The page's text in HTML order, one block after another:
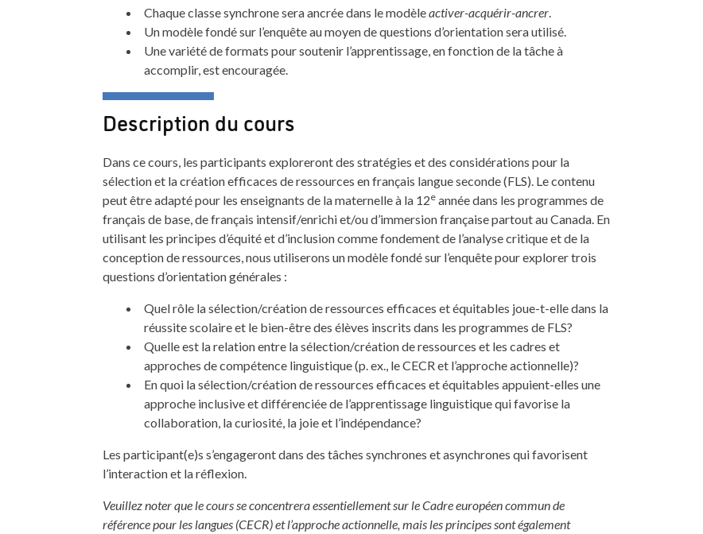
Chaque classe synchrone sera ancrée dans le modèleactiver-acquérir-ancrer.
Un modèle fondé sur l’enquête au moyen de questions d’orientation sera utilisé.
Une variété de formats pour soutenir l’apprentissage, en fonction de la tâche à
accomplir, est encouragée.
Description du cours
Dans ce cours, les participants exploreront des stratégies et des considérations pour la
sélection et la création efficaces de ressources en français langue seconde (FLS). Le contenu
peut être adapté pour les enseignants de la maternelle à la 12eannée dans les programmes de
français de base, de français intensif/enrichi et/ou d’immersion française partout au Canada. En
utilisant les principes d’équité et d’inclusion comme fondement de l’analyse critique et de la
conception de ressources, nous utiliserons un modèle fondé sur l’enquête pour explorer trois
questions d’orientation générales :
Quel rôle la sélection/création de ressources efficaces et équitables joue-t-elle dans la
réussite scolaire et le bien-être des élèves inscrits dans les programmes de FLS?
Quelle est la relation entre la sélection/création de ressources et les cadres et
approches de compétence linguistique (p. ex., le CECR et l’approche actionnelle)?
En quoi la sélection/création de ressources efficaces et équitables appuient-elles une
approche inclusive et différenciée de l’apprentissage linguistique qui favorise la
collaboration, la curiosité, la joie et l’indépendance?
Les participant(e)s s’engageront dans des tâches synchrones et asynchrones qui favorisent
l’interaction et la réflexion.
Veuillez noter que le cours se concentrera essentiellement sur le Cadre européen commun de
référence pour les langues (CECR) et l’approche actionnelle, mais les principes sont également